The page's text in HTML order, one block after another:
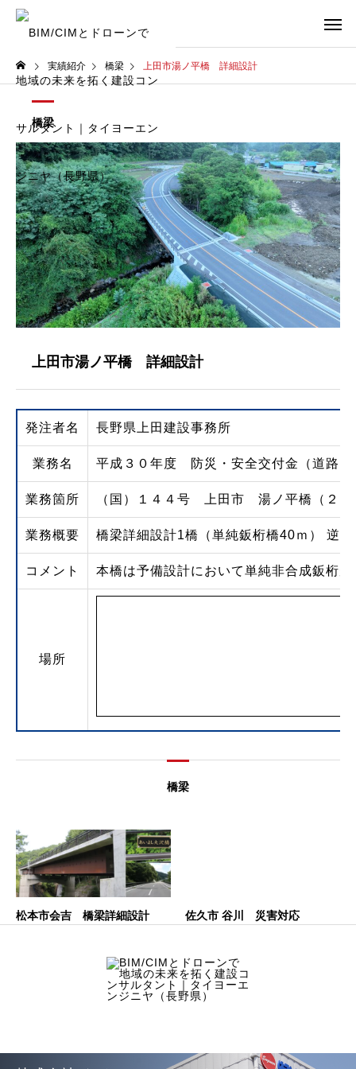
実績紹介 橋梁 上田市湯ノ平橋 詳細設計
橋梁
上田市湯ノ平橋 詳細設計
発注者名 長野県上田建設事務所
業務名 平成３０年度 防災・安全交付金（道路）
業務箇所 （国）１４４号 上田市 湯ノ平橋（２）
業務概要 橋梁詳細設計1橋（単純鈑桁橋40ｍ） 逆
コメント 本橋は予備設計において単純非合成鈑桁
場所
橋梁
松本市会吉 橋梁詳細設計 佐久市 谷川 災害対応